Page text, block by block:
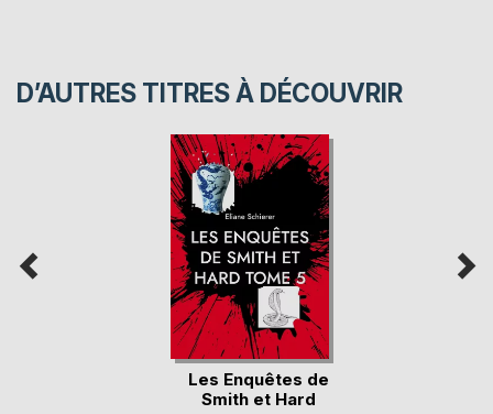
D’AUTRES TITRES À DÉCOUVRIR
Les Enquêtes de
Smith et Hard